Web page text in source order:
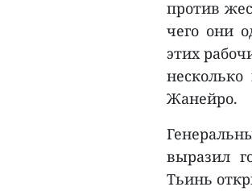
против
чего они
этих
Жанейро.
выразил
Тьинь